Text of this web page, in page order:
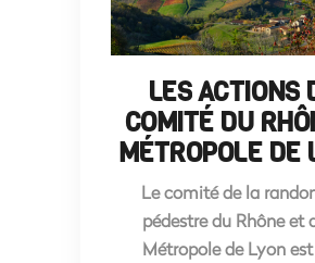
LES ACTIONS
COMITÉ DU
MÉTROPOLE DE
Le comité de la
pédestre du Rhône et
Métropole de Lyon